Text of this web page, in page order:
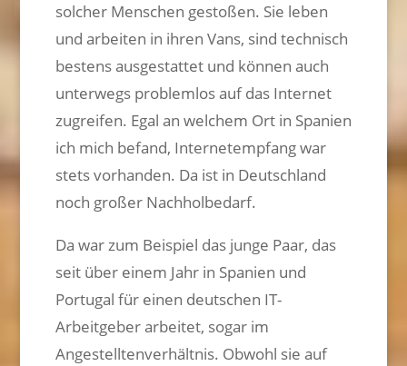
solcher Menschen gestoßen. Sie leben
und arbeiten in ihren Vans, sind technisch
bestens ausgestattet und können auch
unterwegs problemlos auf das Internet
zugreifen. Egal an welchem Ort in Spanien
ich mich befand, Internetempfang war
stets vorhanden. Da ist in Deutschland
noch großer Nachholbedarf.
Da war zum Beispiel das junge Paar, das
seit über einem Jahr in Spanien und
Portugal für einen deutschen IT-
Arbeitgeber arbeitet, sogar im
Angestelltenverhältnis. Obwohl sie auf